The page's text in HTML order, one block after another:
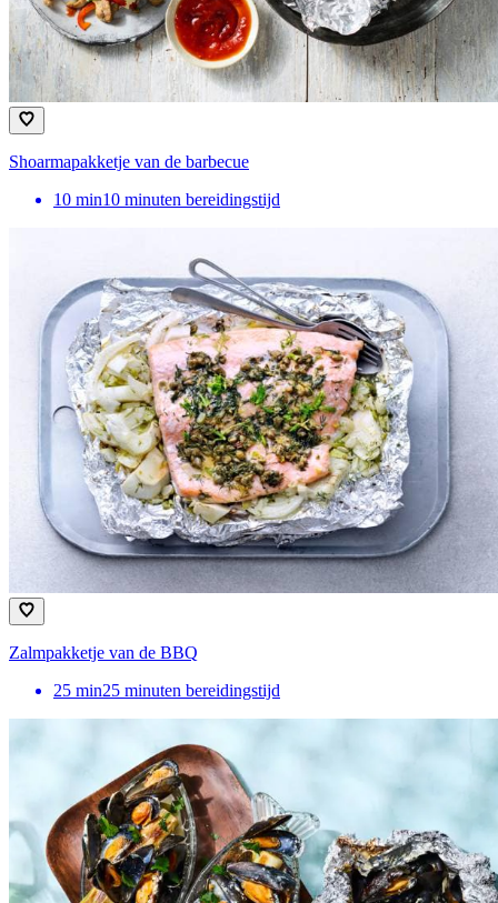
Shoarmapakketje van de barbecue
10 min10 minuten bereidingstijd
Zalmpakketje van de BBQ
25 min25 minuten bereidingstijd